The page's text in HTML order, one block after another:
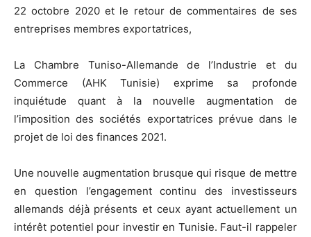
22 octobre 2020 et le retour de commentaires de ses
entreprises membres exportatrices,
La Chambre Tuniso-Allemande de l’Industrie et du
Commerce (AHK Tunisie) exprime sa profonde
inquiétude quant à la nouvelle augmentation de
l’imposition des sociétés exportatrices prévue dans le
projet de loi des finances 2021.
Une nouvelle augmentation brusque qui risque de mettre
en question l’engagement continu des investisseurs
allemands déjà présents et ceux ayant actuellement un
intérêt potentiel pour investir en Tunisie. Faut-il rappeler